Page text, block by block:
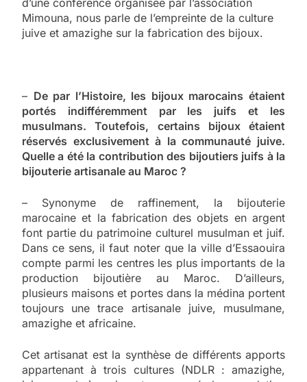
Mimouna, nous parle de l’empreinte de la culture
juive et amazighe sur la fabrication des bijoux.
– De par l’Histoire, les bijoux marocains étaient
portés indifféremment par les juifs et les
musulmans. Toutefois, certains bijoux étaient
réservés exclusivement à la communauté juive.
Quelle a été la contribution des bijoutiers juifs à la
bijouterie artisanale au Maroc ?
– Synonyme de raffinement, la bijouterie
marocaine et la fabrication des objets en argent
font partie du patrimoine culturel musulman et juif.
Dans ce sens, il faut noter que la ville d’Essaouira
compte parmi les centres les plus importants de la
production bijoutière au Maroc. D’ailleurs,
plusieurs maisons et portes dans la médina portent
toujours une trace artisanale juive, musulmane,
amazighe et africaine.
Cet artisanat est la synthèse de différents apports
appartenant à trois cultures (NDLR : amazighe,